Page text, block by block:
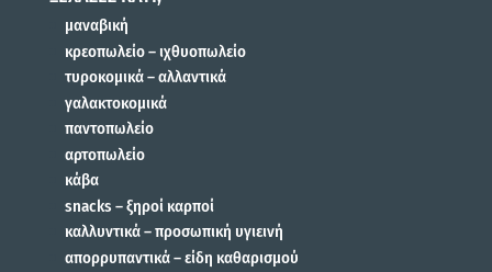
μαναβική
κρεοπωλείο – ιχθυοπωλείο
τυροκομικά – αλλαντικά
γαλακτοκομικά
παντοπωλείο
αρτοπωλείο
κάβα
snacks – ξηροί καρποί
καλλυντικά – προσωπική υγιεινή
απορρυπαντικά – είδη καθαρισμού